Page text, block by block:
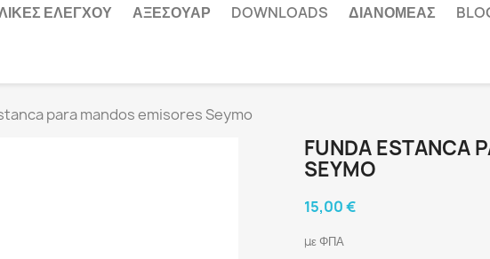
ΕΛΈΓΧΟΥ
ΑΞΕΣΟΥΆΡ DOWNLOADS ΔΙΑΝΟΜΈΑΣ
para mandos emisores Seymo
FUNDA ESTANCA
SEYMO
15,00 €
με ΦΠΑ